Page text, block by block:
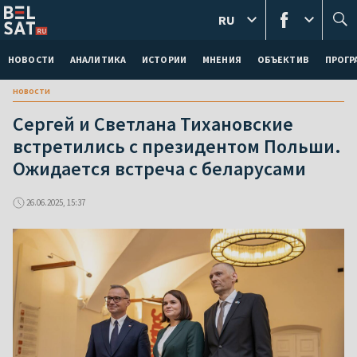
НОВОСТИ АНАЛИТИКА ИСТОРИИ МНЕНИЯ ОБЪЕКТИВ
RU
новости
Сергей и Светлана Тихановские
встретились с президентом Польши.
Ожидается встреча с беларусами
26.06.2025, 15:37